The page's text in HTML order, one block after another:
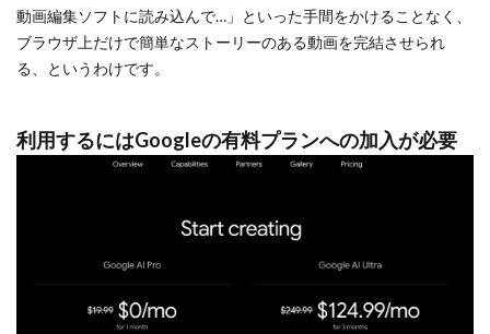
動画編集ソフトに読み込んで…」といった手間をかけることなく、
ブラウザ上だけで簡単なストーリーのある動画を完結させられ
る、というわけです。
利用するにはGoogleの有料プランへの加入が必要